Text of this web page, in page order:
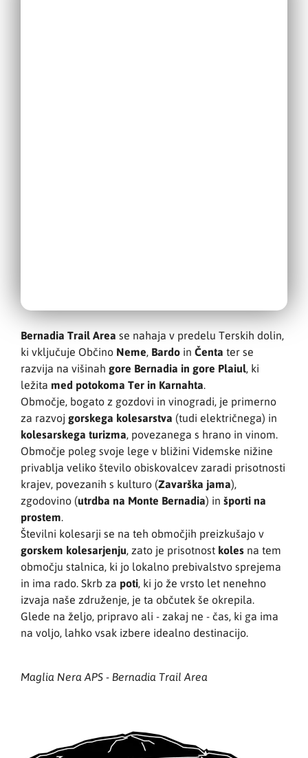
Bernadia Trail Area se nahaja v predelu Terskih dolin,
ki vključuje Občino Neme, Bardo in Čenta ter se
razvija na višinah gore Bernadia in gore Plaiul, ki
ležita med potokoma Ter in Karnahta.
Območje, bogato z gozdovi in vinogradi, je primerno
za razvoj gorskega kolesarstva (tudi električnega) in
kolesarskega turizma, povezanega s hrano in vinom.
Območje poleg svoje lege v bližini Videmske nižine
privablja veliko število obiskovalcev zaradi prisotnosti
krajev, povezanih s kulturo (Zavarška jama),
zgodovino (utrdba na Monte Bernadia) in športi na
prostem.
Številni kolesarji se na teh območjih preizkušajo v
gorskem kolesarjenju, zato je prisotnost koles na tem
območju stalnica, ki jo lokalno prebivalstvo sprejema
in ima rado. Skrb za poti, ki jo že vrsto let nenehno
izvaja naše združenje, je ta občutek še okrepila.
Glede na željo, pripravo ali - zakaj ne - čas, ki ga ima
na voljo, lahko vsak izbere idealno destinacijo.
Maglia Nera APS - Bernadia Trail Area